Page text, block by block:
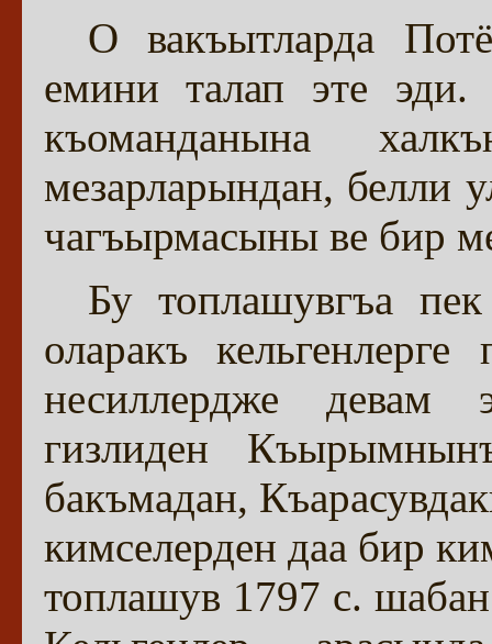
О вакъытларда
емини талап эте
къоманданына
мезарларындан, белли
чагъырмасыны ве бир
Бу топлашувгъа
оларакъ
несиллердже девам
гизлиден
бакъмадан,
кимселерден даа бир
топлашув 1797 с.